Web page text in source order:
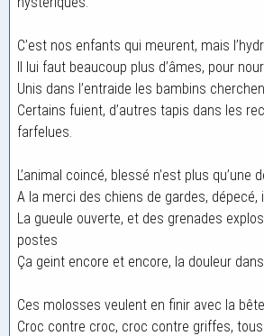
C’est nos enfants qui meurent, mais
Il lui faut beaucoup plus d’âmes, pour
Unis dans l’entraide les bambins
Certains fuient, d’autres tapis dans les
farfelues.
L’animal coincé, blessé n’est plus qu’une
A la merci des chiens de gardes, dépecé,
La gueule ouverte, et des grenades
postes
Ça geint encore et encore, la douleur
Ces molosses veulent en finir avec la bête
Croc contre croc, croc contre griffes,